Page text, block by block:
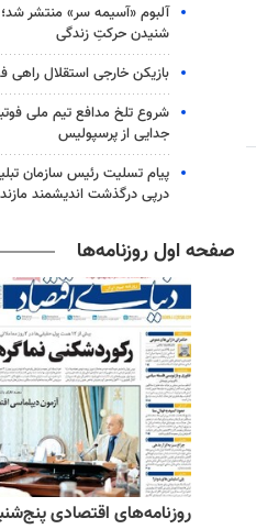
آلبوم «آسیمه سر» منتشر
شنیدن حرکتِ زندگی
بازیکن خارجی استقلال راهی
شروع تلخ مدافع تیم ملی
جدایی از پرسپولیس
پیام تسلیت رئیس سازمان
درپی درگذشت اندیشمند
صفحه اول روزنامه‌ها
روزنامه‌های اقتصادی پنج‌شنبه ۱۵ مرداد